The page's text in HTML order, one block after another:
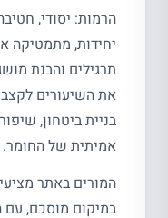
יחידות, מתמטיקה
תרגילים והבנת
את השיעורים
בניית ביטחון,
אמיתית של החומר.
המורים באתר
במיקום מוסכם,